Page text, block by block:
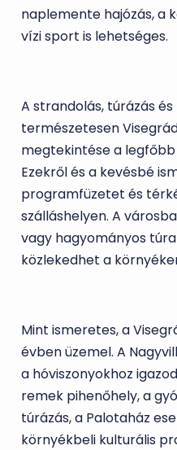
naplemente hajózás, a
vízi sport is lehetséges.
A strandolás, túrázás
természetesen
megtekintése a
Ezekről és a kevésbé
programfüzetet és
szálláshelyen. A
vagy hagyományos
közlekedhet a
Mint ismeretes, a
évben üzemel. A
a hóvi­szonyokhoz
remek pihenőhely, a
túrázás, a Palotaház
környékbeli kulturális